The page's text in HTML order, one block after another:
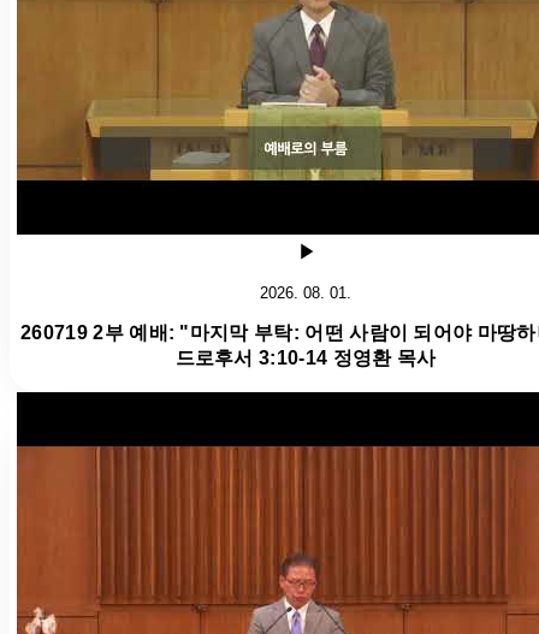
2026. 08. 01.
260719 2부 예배: "마지막 부탁: 어떤 사람이 되어야 마땅
드로후서 3:10-14 정영환 목사